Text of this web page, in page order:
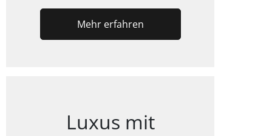
Mehr erfahren
Luxus mit